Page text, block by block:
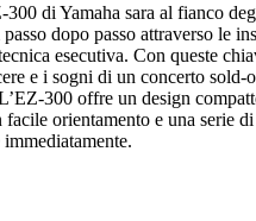
di Yamaha sara al fianco
dopo passo attraverso le
esecutiva. Con queste
e i sogni di un concerto sold-
300 offre un design
orientamento e una serie